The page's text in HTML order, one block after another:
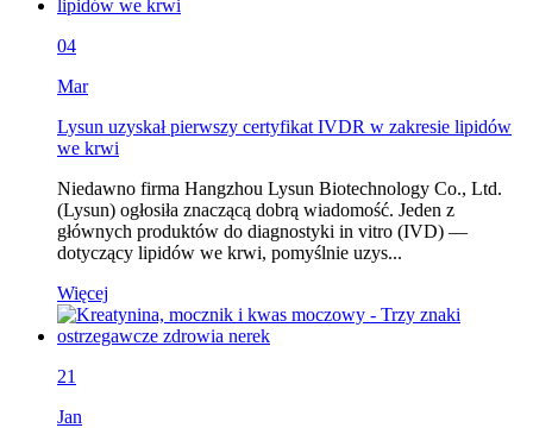
04
Mar
Lysun uzyskał pierwszy certyfikat IVDR w zakresie lipidów
we krwi
Niedawno firma Hangzhou Lysun Biotechnology Co., Ltd.
(Lysun) ogłosiła znaczącą dobrą wiadomość. Jeden z
głównych produktów do diagnostyki in vitro (IVD) —
dotyczący lipidów we krwi, pomyślnie uzys...
Więcej
21
Jan